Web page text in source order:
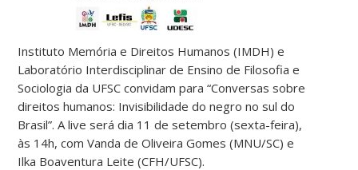
Instituto Memória e Direitos Humanos (IMDH) e
Laboratório Interdisciplinar de Ensino de Filosofia e
Sociologia da UFSC convidam para “Conversas sobre
direitos humanos: Invisibilidade do negro no sul do
Brasil”. A live será dia 11 de setembro (sexta-feira),
às 14h, com Vanda de Oliveira Gomes (MNU/SC) e
Ilka Boaventura Leite (CFH/UFSC).